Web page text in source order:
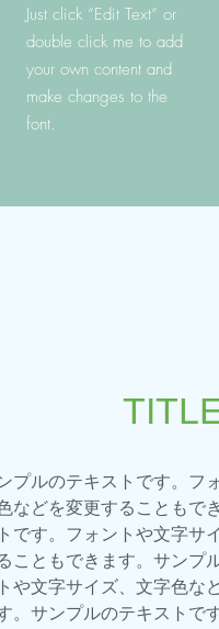
Just click “Edit Text” or
double click me to add
your own content and
make changes to the
font.
プルのテキストです。フ
などを変更することもで
です。フォントや文字サ
こともできます。サンプ
や文字サイズ、文字色な
。サンプルのテキストで